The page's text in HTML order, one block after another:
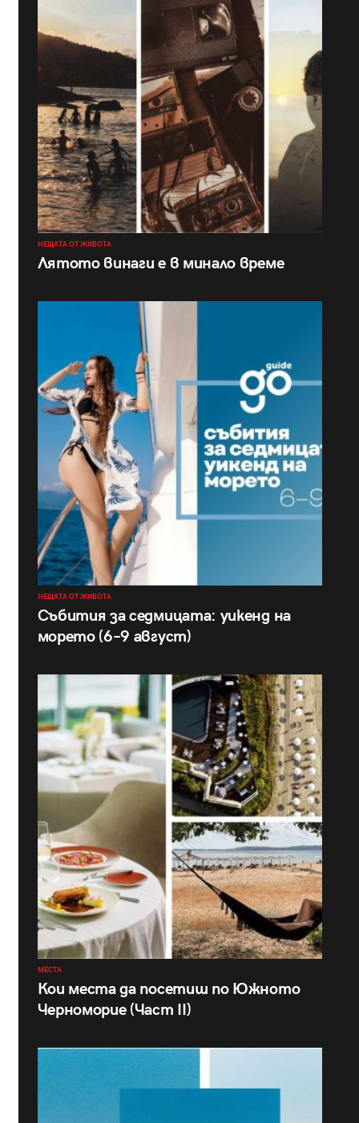
НЕЩАТА ОТ ЖИВОТА
Лятото винаги е в минало време
НЕЩАТА ОТ ЖИВОТА
Събития за седмицата: уикенд на
морето (6–9 август)
МЕСТА
Кои места да посетиш по Южното
Черноморие (Част II)